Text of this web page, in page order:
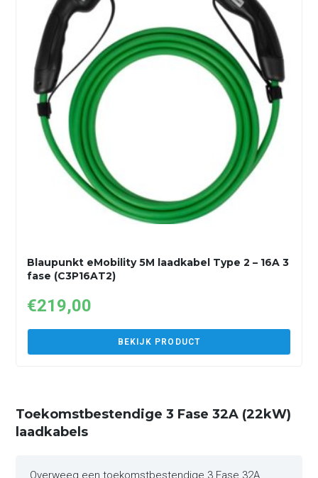
Blaupunkt eMobility 5M laadkabel Type 2 – 16A 3
fase (C3P16AT2)
€219,00
BEKIJK PRODUCT
Toekomstbestendige 3 Fase 32A (22kW)
laadkabels
Overweeg een toekomstbestendige 3 Fase 32A